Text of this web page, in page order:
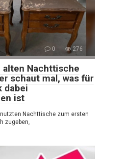
0 276
alten Nachttische
schaut mal, was für
dabei
ist
Nachttische zum ersten
zugeben,